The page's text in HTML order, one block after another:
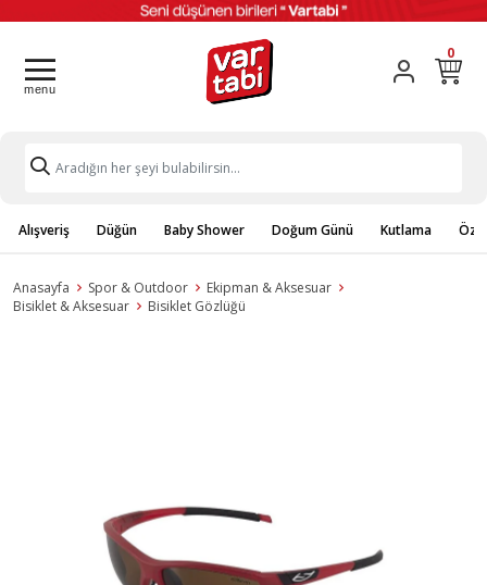
0
Alışveriş Düğün Baby Shower Doğum Günü Kutlama
Anasayfa Spor & Outdoor
Ekipman & Aksesuar
Bisiklet & Aksesuar
Bisiklet Gözlüğü